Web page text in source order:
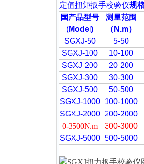
定值扭矩扳手校验仪规
国产品型号
(Model)
测量范围
（N.m）
SGXJ-50
5-50
SGXJ-100
10-100
SGXJ-200
20-200
SGXJ-300
30-300
SGXJ-500
50-500
SGXJ-1000
100-1000
SGXJ-2000
200-2000
0-3500N.m
300-3000
SGXJ-5000 500-5000